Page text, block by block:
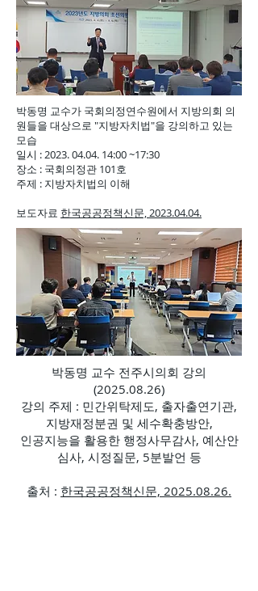
박동명 교수가 국회의정연수원에서 지방의회 의
원들을 대상으로 "지방자치법"을 강의하고 있는
모습
일시 :2023. 04.04. 14:00 ~17:30
장소 : 국회의정관 101호
주제 : 지방자치법의 이해
​보도자료 한국공공정책신문, 2023.04.04.
박동명 교수 전주시의회 강의
(2025.08.26)
강의 주제 : 민간위탁제도, 출자출연기관,
지방재정분권 및 세수확충방안,
인공지능을 활용한 행정사무감사, 예산안
심사, 시정질문, 5분발언 등
​출처 : 한국공공정책신문, 2025.08.26.